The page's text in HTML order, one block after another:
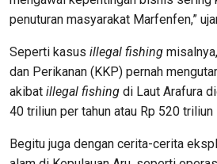
penuturan masyarakat Marfenfen,”
Seperti kasus illegal fishing
dan Perikanan (KKP) pernah
akibat illegal fishing di Laut Arafura
40 triliun per tahun atau Rp 520
Begitu juga dengan cerita-cerita